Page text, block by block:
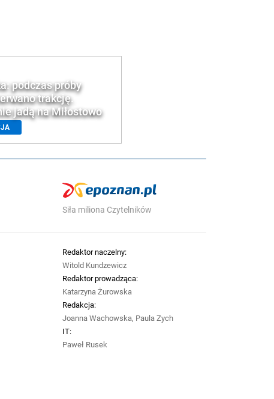
podczas próby
trakcję.
jadą na Miłostowo
Siła miliona Czytelników
Redaktor naczelny:
Witold Kundzewicz
Redaktor prowadząca:
Katarzyna Żurowska
Redakcja:
Joanna Wachowska, Paula Zych
IT:
Paweł Rusek